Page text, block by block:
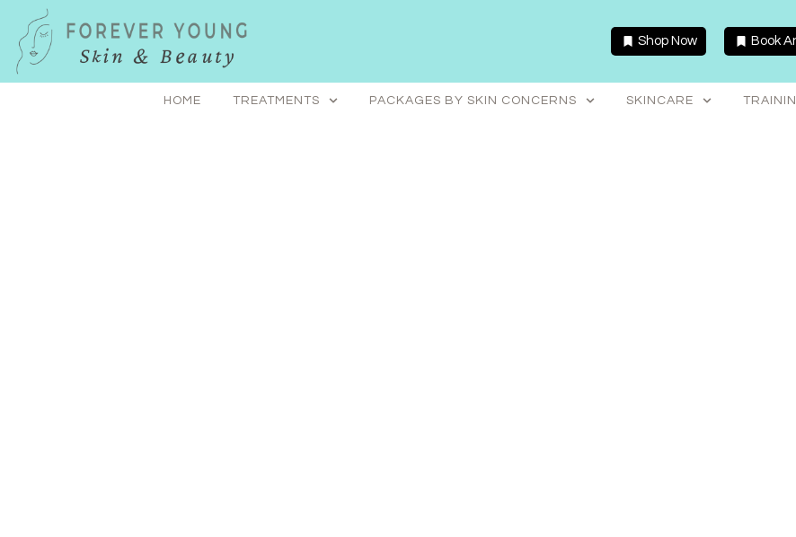
content
Shop Now Book
HOME TREATMENTS PACKAGES BY SKIN CONCERNS SKINCARE